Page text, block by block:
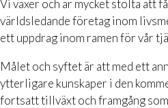
Vi växer och är mycket stolta att
världsledande företag inom
ett uppdrag inom ramen för vår
Målet och syftet är att med ett
ytterligare kunskaper i den
fortsatt tillväxt och framgång